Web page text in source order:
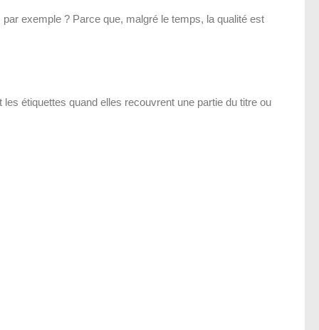
exemple ? Parce que, malgré le temps, la qualité est
étiquettes quand elles recouvrent une partie du titre ou